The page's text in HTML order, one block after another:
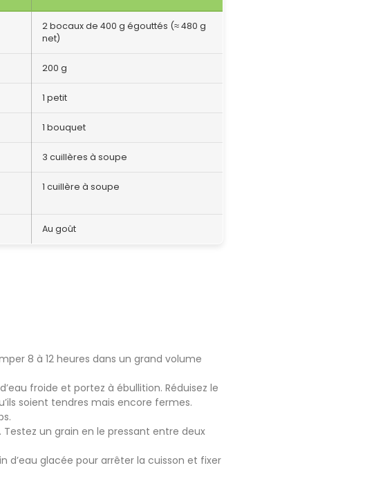
2 bocaux de 400 g égouttés (≈ 480 g
net)
200 g
1 petit
1 bouquet
3 cuillères à soupe
1 cuillère à soupe
Au goût
8 à 12 heures dans un grand volume
froide et portez à ébullition. Réduisez le
soient tendres mais encore fermes.
un grain en le pressant entre deux
d’eau glacée pour arrêter la cuisson et fixer